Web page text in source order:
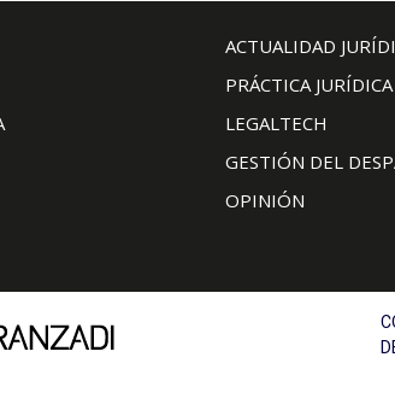
ACTUALIDAD
PRÁCTICA JURÍDICA
LEGALTECH
GESTIÓN DEL
OPINIÓN